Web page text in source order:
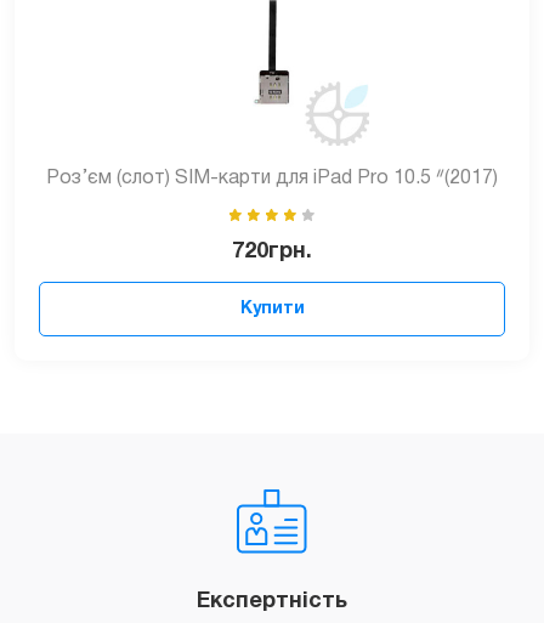
Роз’єм (слот) SIM-карти для iPad Pro 10.5 ᐥ(2017)
720грн.
Купити
Експертність